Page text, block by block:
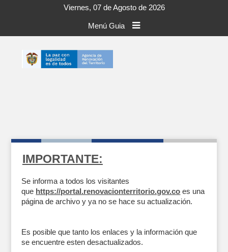
Viernes, 07 de Agosto de 2026
Menú Guia
IMPORTANTE:
Se informa a todos los visitantes
que https://portal.renovacionterritorio.gov.co es una
página de archivo y ya no se hace su actualización.
Es posible que tanto los enlaces y la información que
se encuentre esten desactualizados.